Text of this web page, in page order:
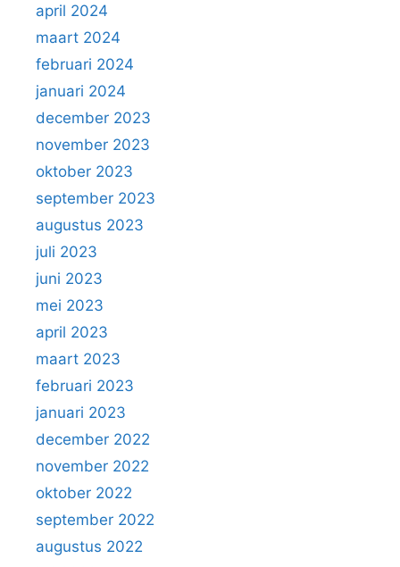
april 2024
maart 2024
februari 2024
januari 2024
december 2023
november 2023
oktober 2023
september 2023
augustus 2023
juli 2023
juni 2023
mei 2023
april 2023
maart 2023
februari 2023
januari 2023
december 2022
november 2022
oktober 2022
september 2022
augustus 2022